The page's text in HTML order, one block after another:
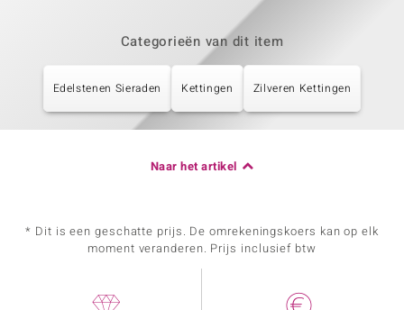
Categorieën van dit item
Edelstenen Sieraden Kettingen Zilveren Kettingen
Naar het artikel
* Dit is een geschatte prijs. De omrekeningskoers kan op elk
moment veranderen. Prijs inclusief btw